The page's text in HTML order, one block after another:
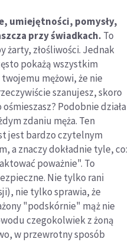
umiejętności, pomysły,
przy świadkach. To
żarty, złośliwości. Jednak
pokażą wszystkim
mężowi, że nie
szanujesz, skoro
Podobnie działa
zdaniu męża. Ten
jest bardzo czytelnym
a znaczy dokładnie tyle, co:
poważnie". To
Nie tylko rani
nie tylko sprawia, że
"podskórnie" mąż nie
czegokolwiek z żoną
w przewrotny sposób